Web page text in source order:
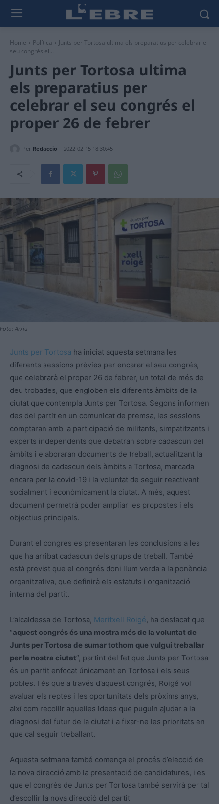
Home Política
Junts per Tortosa ultima els preparatius per celebrar el
seu congrés el...
Junts per Tortosa ultima
els preparatius per
celebrar el seu congrés el
proper 26 de febrer
Per Redaccio 2022-02-15 18:30:45
Foto: Arxiu
Junts per Tortosa ha iniciat aquesta setmana les
diferents sessions prèvies per encarar el seu congrés,
que celebrarà el proper 26 de febrer, un total de més de
deu trobades, que engloben els diferents àmbits de la
ciutat que contempla Junts per Tortosa. Segons informen
des del partit en un comunicat de premsa, les sessions
comptaran amb la participació de militants, simpatitzants i
experts independents que debatran sobre cadascun del
àmbits i elaboraran documents de treball, actualitzant la
diagnosi de cadascun dels àmbits a Tortosa, marcada
encara per la covid-19 i la voluntat de seguir reactivant
socialment i econòmicament la ciutat. A més, aquest
document permetrà poder ampliar les propostes i els
objectius principals.
Durant el congrés es presentaran les conclusions a les
que ha arribat cadascun dels grups de treball. També
està previst que el congrés doni llum verda a la ponència
organitzativa, que definirà els estatuts i organització
interna del partit.
L’alcaldessa de Tortosa, Meritxell Roigé, ha destacat que
“aquest congrés és una mostra més de la voluntat de
Junts per Tortosa de sumar tothom que vulgui treballar
per la nostra ciutat”, partint del fet que Junts per Tortosa
és un partit enfocat únicament en Tortosa i els seus
pobles. I és que a través d’aquest congrés, Roigé vol
avaluar els reptes i les oportunitats dels pròxims anys,
així com recollir aquelles idees que puguin ajudar a la
diagnosi del futur de la ciutat i a fixar-ne les prioritats en
que cal seguir treballant.
Aquesta setmana també comença el procés d’elecció de
la nova direcció amb la presentació de candidatures, i es
que el congrés de Junts per Tortosa també servirà per tal
d’escollir la nova direcció del partit.